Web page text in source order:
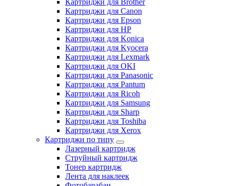
Картриджи для Brother
Картриджи для Canon
Картриджи для Epson
Картриджи для HP
Картриджи для Konica
Картриджи для Kyocera
Картриджи для Lexmark
Картриджи для OKI
Картриджи для Panasonic
Картриджи для Pantum
Картриджи для Ricoh
Картриджи для Samsung
Картриджи для Sharp
Картриджи для Toshiba
Картриджи для Xerox
Картриджи по типу
Лазерный картридж
Струйный картридж
Тонер картридж
Лента для наклеек